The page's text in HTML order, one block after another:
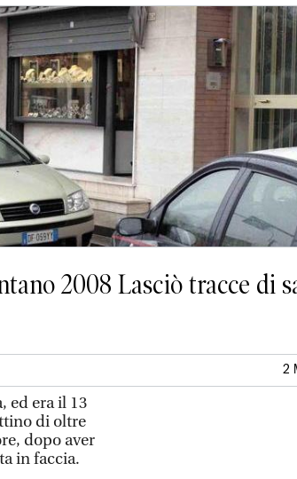
2008 Lasciò tracce di
2
ed era il 13
di oltre
dopo aver
in faccia.